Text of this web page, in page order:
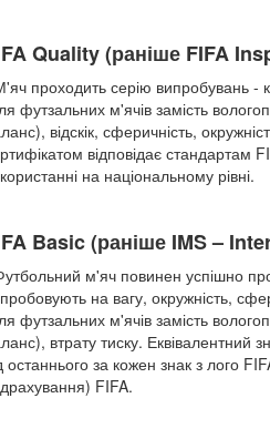
Quality (раніше FIFA
проходить серію випробувань -
футзальних м'ячів замість
відскік, сферичність,
відповідає стандартам
на національному рівні.
Basic(раніше IMS –
м'яч повинен успішно
на вагу, окружність,
футзальних м'ячів замість
втрату тиску. Еквівалентний
останнього за кожен знак з лого
FIFA.